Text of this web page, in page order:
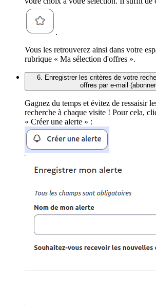
.
Vous les retrouverez ainsi dans votre
rubrique « Ma sélection d'offres ».
6. Enregistrer les critères de votre
offres par e-mail
Gagnez du temps et évitez de ressaisir
recherche à chaque visite ! Pour cela,
« Créer une alerte » :